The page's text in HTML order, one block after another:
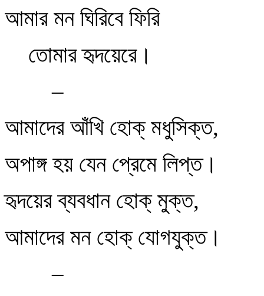
আমার মন ঘিরিবে ফিরি
তোমার হৃদয়েরে।
–
আমাদের আঁখি হোক্‌ মধুসিক্ত,
অপাঙ্গ হয় যেন প্রেমে লিপ্ত।
হৃদয়ের ব্যবধান হোক্‌ মুক্ত,
আমাদের মন হোক্‌ যোগযুক্ত।
–